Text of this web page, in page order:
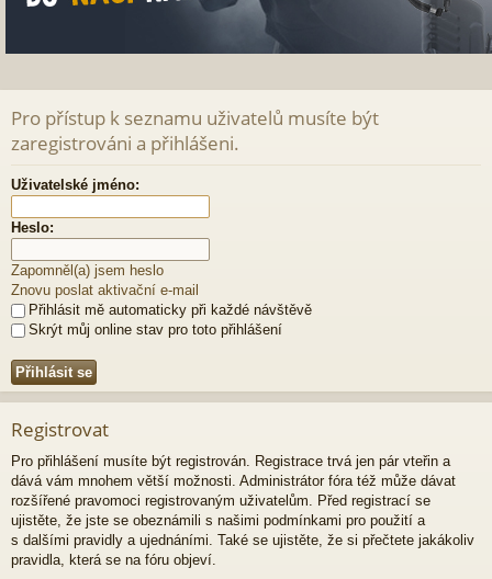
Pro přístup k seznamu uživatelů musíte být
zaregistrováni a přihlášeni.
Uživatelské jméno:
Heslo:
Zapomněl(a) jsem heslo
Znovu poslat aktivační e-mail
Přihlásit mě automaticky při každé návštěvě
Skrýt můj online stav pro toto přihlášení
Registrovat
Pro přihlášení musíte být registrován. Registrace trvá jen pár vteřin a
dává vám mnohem větší možnosti. Administrátor fóra též může dávat
rozšířené pravomoci registrovaným uživatelům. Před registrací se
ujistěte, že jste se obeznámili s našimi podmínkami pro použití a
s dalšími pravidly a ujednáními. Také se ujistěte, že si přečtete jakákoliv
pravidla, která se na fóru objeví.